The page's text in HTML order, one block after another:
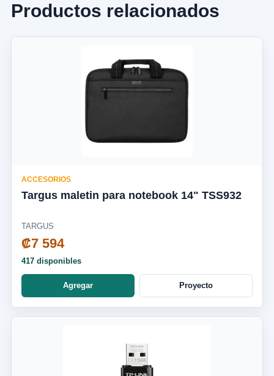
Productos relacionados
ACCESORIOS
Targus maletin para notebook 14" TSS932
TARGUS
₡7 594
417 disponibles
Agregar Proyecto